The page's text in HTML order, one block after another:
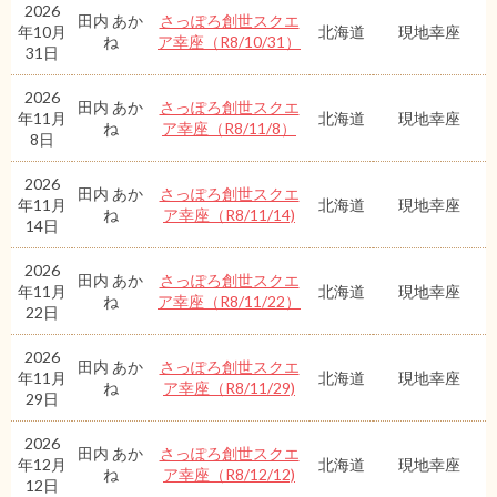
2026
年10月
31日
田内 あか
ね
さっぽろ創世スクエ
ア幸座（R8/10/31）
北海道 現地幸座
2026
年11月
8日
田内 あか
ね
さっぽろ創世スクエ
ア幸座（R8/11/8）
北海道 現地幸座
2026
年11月
14日
田内 あか
ね
さっぽろ創世スクエ
ア幸座（R8/11/14)
北海道 現地幸座
2026
年11月
22日
田内 あか
ね
さっぽろ創世スクエ
ア幸座（R8/11/22）
北海道 現地幸座
2026
年11月
29日
田内 あか
ね
さっぽろ創世スクエ
ア幸座（R8/11/29)
北海道 現地幸座
2026
年12月
12日
田内 あか
ね
さっぽろ創世スクエ
ア幸座（R8/12/12)
北海道 現地幸座